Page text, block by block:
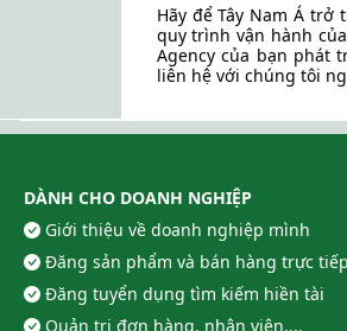
Hãy để Tây Nam Á
quy trình vận hành
Agency của bạn phát
liên hệ với chúng tôi
DÀNH CHO DOANH NGHIỆP
Giới thiệu về doanh nghiệp mình
Đăng sản phẩm và bán hàng trực tiếp
Đăng tuyển dụng tìm kiếm hiền tài
Quản trị đơn hàng, nhân viên,...